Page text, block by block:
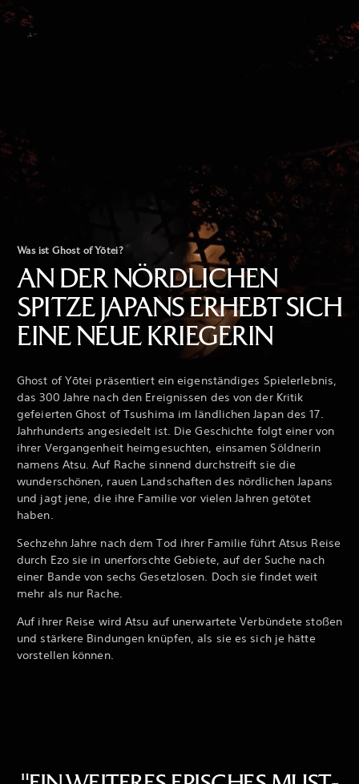
Was ist Ghost of Yōtei?
AN DER NÖRDLICHEN
SPITZE JAPANS ERHEBT SICH
EINE NEUE KRIEGERIN
Ghost of Yōtei präsentiert ein eigenständiges Spielerlebnis,
das 300 Jahre nach den Ereignissen des von der Kritik
gefeierten Ghost of Tsushima im ländlichen Japan des 17.
Jahrhunderts angesiedelt ist. Die Geschichte folgt einer von
ihrer Vergangenheit heimgesuchten, einsamen Söldnerin
namens Atsu. Auf Rache sinnend durchstreift sie die
wunderschönen, rauen Landschaften des nördlichen Japans
und jagt jene, die ihre Familie vor vielen Jahren getötet
haben.
Sechzehn Jahre nach dem Tod ihrer Familie führt Atsus Reise
durch Ezo sie in unerforschte Gebiete, auf der Suche nach
einer Bande von sechs Gesetzlosen. Doch sie findet weit
mehr als nur Rache.
Auf ihrer Reise wird Atsu auf unerwartete Verbündete stoßen
und stärkere Bindungen knüpfen, als sie es sich je hätte
vorstellen können.